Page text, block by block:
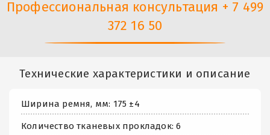
Профессиональная консультация + 7 499
372 16 50
Технические характеристики и описание
Ширина ремня, мм: 175 ±4
Количество тканевых прокладок: 6